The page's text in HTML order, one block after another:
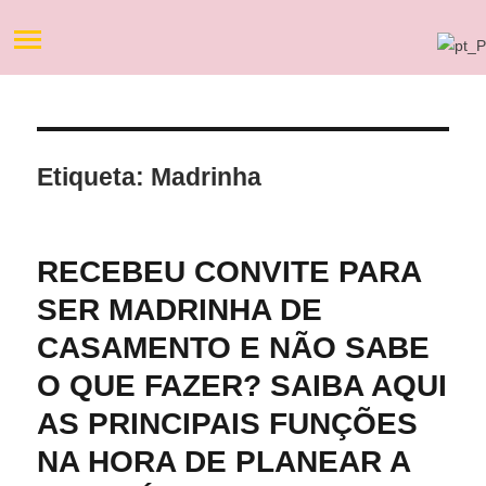
Etiqueta: Madrinha
RECEBEU CONVITE PARA
SER MADRINHA DE
CASAMENTO E NÃO SABE
O QUE FAZER? SAIBA AQUI
AS PRINCIPAIS FUNÇÕES
NA HORA DE PLANEAR A